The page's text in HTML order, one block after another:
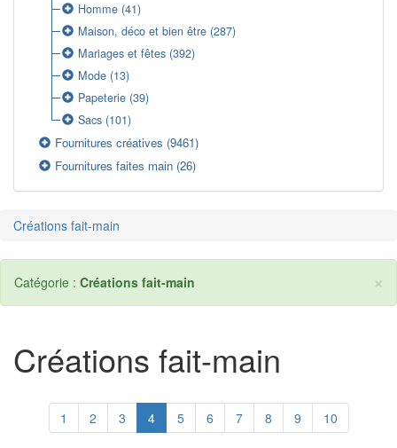
Homme (41)
Maison, déco et bien être (287)
Mariages et fêtes (392)
Mode (13)
Papeterie (39)
Sacs (101)
Fournitures créatives (9461)
Fournitures faites main (26)
Créations fait-main
×
Catégorie : Créations fait-main
Créations fait-main
1 2 3 4 5 6 7 8 9 10